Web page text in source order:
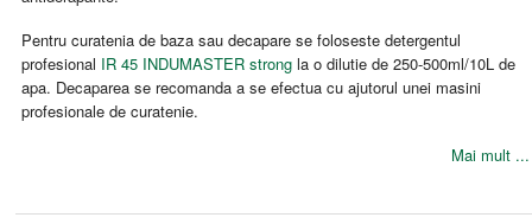
Pentru curatenia de baza sau decapare se foloseste detergentul
profesional IR 45 INDUMASTER strongla o dilutie de 250-500ml/10L de
apa. Decaparea se recomanda a se efectua cu ajutorul unei masini
profesionale de curatenie.
Mai mult ...